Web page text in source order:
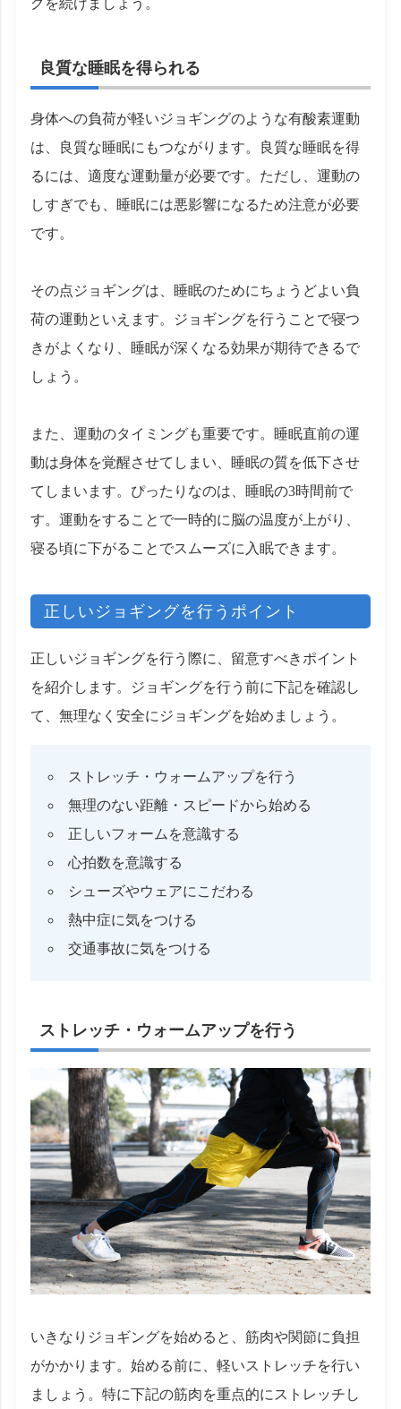
グを続けましょう。
良質な睡眠を得られる
身体への負荷が軽いジョギングのような有酸素運動
は、良質な睡眠にもつながります。良質な睡眠を得
るには、適度な運動量が必要です。ただし、運動の
しすぎでも、睡眠には悪影響になるため注意が必要
です。
その点ジョギングは、睡眠のためにちょうどよい負
荷の運動といえます。ジョギングを行うことで寝つ
きがよくなり、睡眠が深くなる効果が期待できるで
しょう。
また、運動のタイミングも重要です。睡眠直前の運
動は身体を覚醒させてしまい、睡眠の質を低下させ
てしまいます。ぴったりなのは、睡眠の3時間前で
す。運動をすることで一時的に脳の温度が上がり、
寝る頃に下がることでスムーズに入眠できます。
正しいジョギングを行うポイント
正しいジョギングを行う際に、留意すべきポイント
を紹介します。ジョギングを行う前に下記を確認し
て、無理なく安全にジョギングを始めましょう。
ストレッチ・ウォームアップを行う
無理のない距離・スピードから始める
正しいフォームを意識する
心拍数を意識する
シューズやウェアにこだわる
熱中症に気をつける
交通事故に気をつける
ストレッチ・ウォームアップを行う
いきなりジョギングを始めると、筋肉や関節に負担
がかかります。始める前に、軽いストレッチを行い
ましょう。特に下記の筋肉を重点的にストレッチし